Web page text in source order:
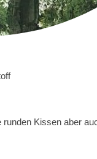
Kissen aber